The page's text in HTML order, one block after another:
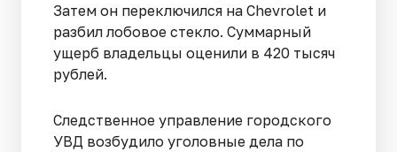
Затем он переключился на Chevrolet и
разбил лобовое стекло. Суммарный
ущерб владельцы оценили в 420 тысяч
рублей.
Следственное управление городского
УВД возбудило уголовные дела по